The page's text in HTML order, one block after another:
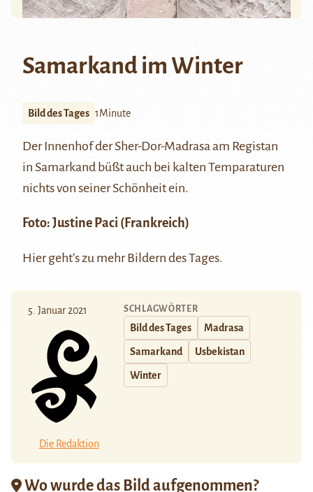
Samarkand im Winter
Bild des Tages 1Minute
Der Innenhof derSher-Dor-Madrasaam Registan
in Samarkand büßt auch bei kalten Temparaturen
nichts von seiner Schönheit ein.
Foto: Justine Paci (Frankreich)
Hiergeht’s zu mehr Bildern des Tages.
5. Januar 2021
Die Redaktion
SCHLAGWÖRTER
Bild des Tages Madrasa
Samarkand Usbekistan
Winter
Wo wurde das Bild aufgenommen?